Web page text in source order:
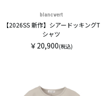
blancvert
【2026SS 新作】シアードッキングT
シャツ
￥20,900(税込)